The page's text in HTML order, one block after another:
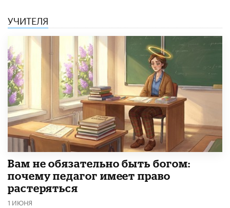
УЧИТЕЛЯ
​Вам не обязательно быть богом:
почему педагог имеет право
растеряться
1 ИЮНЯ